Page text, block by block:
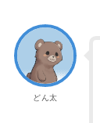
どん太